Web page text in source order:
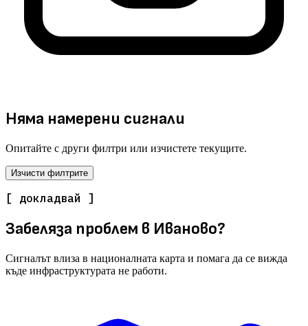
Няма намерени сигнали
Опитайте с други филтри или изчистете текущите.
Изчисти филтрите
[ докладвай ]
Забеляза проблем в Иваново?
Сигналът влиза в националната карта и помага да се вижда
къде инфраструктурата не работи.